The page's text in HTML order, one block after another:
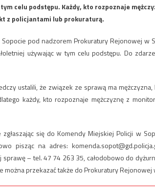
celu podstępu. Każdy, kto rozpoznaje
z policjantami lub prokuraturą.
pod nadzorem Prokuratury Rejonowej
używając w tym celu podstępu. Do
ustalili, że związek ze sprawą ma
każdy, kto rozpoznaje mężczyznę z
się do Komendy Miejskiej Policji w
pisząc na adres:
– tel. 47 74 263 35, całodobowo do
można przekazać także do Prokuratury Rejonowej